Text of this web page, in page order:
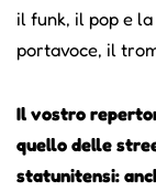
il funk, il pop e
portavoce, il
Il vostro
quello delle
statunitensi: